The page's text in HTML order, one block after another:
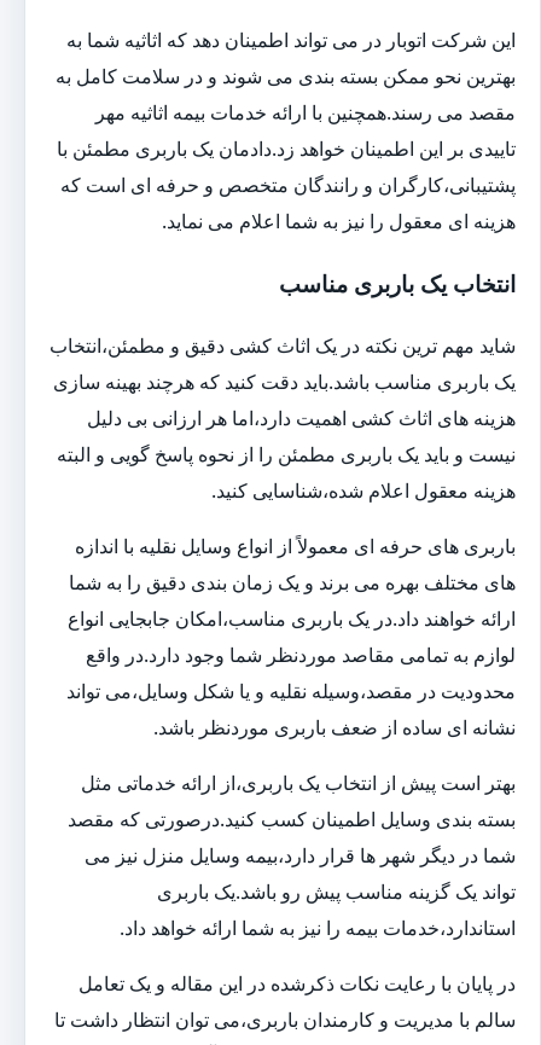
این شرکت اتوبار در می تواند اطمینان دهد که اثاثیه شما به
بهترین نحو ممکن بسته بندی می شوند و در سلامت کامل به
مقصد می رسند.همچنین با ارائه خدمات بیمه اثاثیه مهر
تاییدی بر این اطمینان خواهد زد.دادمان یک باربری مطمئن با
پشتیبانی،کارگران و رانندگان متخصص و حرفه ای است که
هزینه ای معقول را نیز به شما اعلام می نماید.
انتخاب یک باربری مناسب
شاید مهم ترین نکته در یک اثاث کشی دقیق و مطمئن،انتخاب
یک باربری مناسب باشد.باید دقت کنید که هرچند بهینه سازی
هزینه های اثاث کشی اهمیت دارد،اما هر ارزانی بی دلیل
نیست و باید یک باربری مطمئن را از نحوه پاسخ گویی و البته
هزینه معقول اعلام شده،شناسایی کنید.
باربری های حرفه ای معمولاً از انواع وسایل نقلیه با اندازه
های مختلف بهره می برند و یک زمان بندی دقیق را به شما
ارائه خواهند داد.در یک باربری مناسب،امکان جابجایی انواع
لوازم به تمامی مقاصد موردنظر شما وجود دارد.در واقع
محدودیت در مقصد،وسیله نقلیه و یا شکل وسایل،می تواند
نشانه ای ساده از ضعف باربری موردنظر باشد.
بهتر است پیش از انتخاب یک باربری،از ارائه خدماتی مثل
بسته بندی وسایل اطمینان کسب کنید.درصورتی که مقصد
شما در دیگر شهر ها قرار دارد،بیمه وسایل منزل نیز می
تواند یک گزینه مناسب پیش رو باشد.یک باربری
استاندارد،خدمات بیمه را نیز به شما ارائه خواهد داد.
در پایان با رعایت نکات ذکرشده در این مقاله و یک تعامل
سالم با مدیریت و کارمندان باربری،می توان انتظار داشت تا